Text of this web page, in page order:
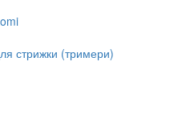
стрижки (тримери)